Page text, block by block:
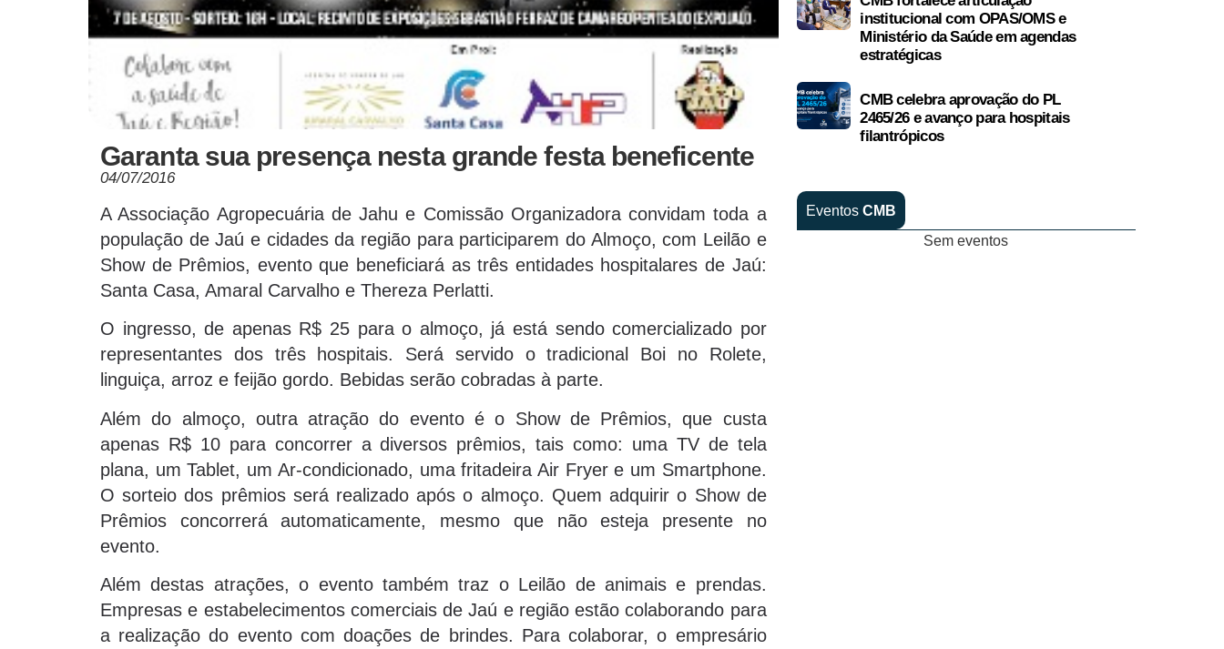
Garanta sua presença nesta grande festa beneficente
04/07/2016
A Associação Agropecuária de Jahu e Comissão Organizadora convidam toda a
população de Jaú e cidades da região para participarem do Almoço, com Leilão e
Show de Prêmios, evento que beneficiará as três entidades hospitalares de Jaú:
Santa Casa, Amaral Carvalho e Thereza Perlatti.
O ingresso, de apenas R$ 25 para o almoço, já está sendo comercializado por
representantes dos três hospitais. Será servido o tradicional Boi no Rolete,
linguiça, arroz e feijão gordo. Bebidas serão cobradas à parte.
Além do almoço, outra atração do evento é o Show de Prêmios, que custa
apenas R$ 10 para concorrer a diversos prêmios, tais como: uma TV de tela
plana, um Tablet, um Ar-condicionado, uma fritadeira Air Fryer e um Smartphone.
O sorteio dos prêmios será realizado após o almoço. Quem adquirir o Show de
Prêmios concorrerá automaticamente, mesmo que não esteja presente no
evento.
Além destas atrações, o evento também traz o Leilão de animais e prendas.
Empresas e estabelecimentos comerciais de Jaú e região estão colaborando para
a realização do evento com doações de brindes. Para colaborar, o empresário
institucional com OPAS/OMS e
Ministério da Saúde em agendas
estratégicas
CMB celebra aprovação do PL
2465/26 e avanço para hospitais
filantrópicos
Eventos CMB
Sem eventos